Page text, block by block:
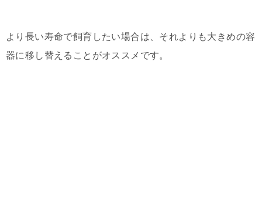
より長い寿命で飼育したい場合は、それよりも大きめの容
器に移し替えることがオススメです。